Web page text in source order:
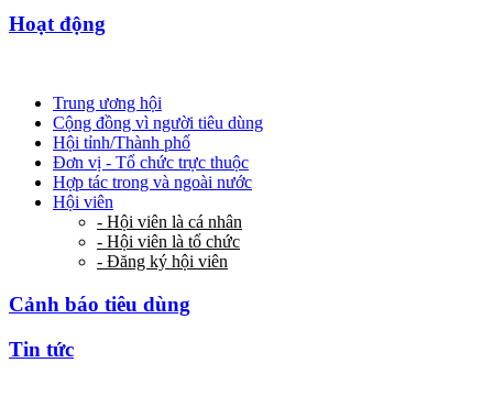
Hoạt động
Trung ương hội
Cộng đồng vì người tiêu dùng
Hội tỉnh/Thành phố
Đơn vị - Tổ chức trực thuộc
Hợp tác trong và ngoài nước
Hội viên
- Hội viên là cá nhân
- Hội viên là tổ chức
- Đăng ký hội viên
Cảnh báo tiêu dùng
Tin tức